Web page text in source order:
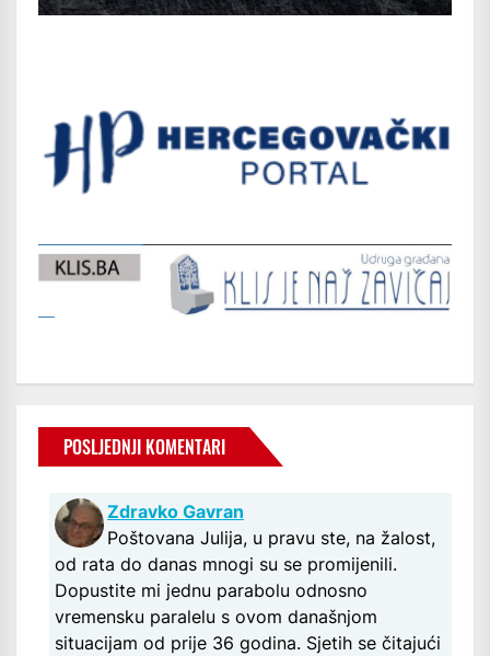
POSLJEDNJI KOMENTARI
Zdravko Gavran
Poštovana Julija, u pravu ste, na žalost,
od rata do danas mnogi su se promijenili.
Dopustite mi jednu parabolu odnosno
vremensku paralelu s ovom današnjom
situacijam od prije 36 godina. Sjetih se čitajući